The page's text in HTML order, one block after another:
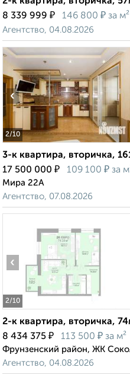
8 339 999 ₽ 146 800 ₽ за м²
Агентство, 04.08.2026
2/10
‹
3-к квартира, вторичка,
17 500 000 ₽ 109 100 ₽ за
Мира 22А
Агентство, 07.08.2026
2/10
‹
2-к квартира, вторичка,
8 434 375 ₽ 113 500 ₽ за м²
Фрунзенский район, ЖК
Агентство, 04.08.2026